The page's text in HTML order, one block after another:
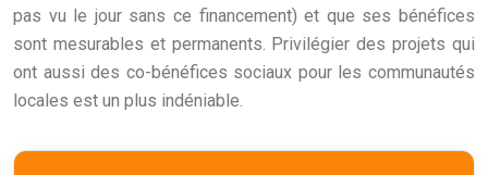
pas vu le jour sans ce financement) et que ses bénéfices
sont mesurables et permanents. Privilégier des projets qui
ont aussi des co-bénéfices sociaux pour les communautés
locales est un plus indéniable.